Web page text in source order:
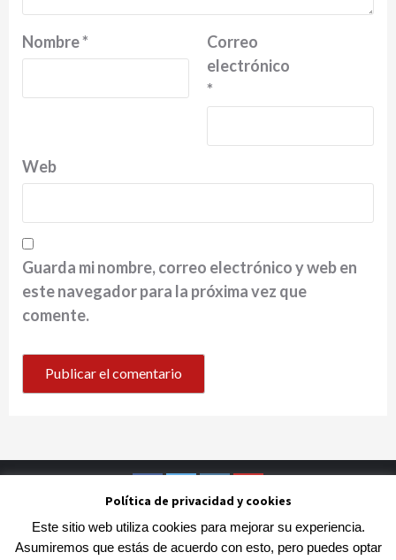
Nombre*
Correo
electrónico
*
Web
Guarda mi nombre, correo electrónico y web en
este navegador para la próxima vez que
comente.
FacebookTwitterInstagramYoutube
Copyright © Todos los derechos reservados. |
Política de privacidad y cookies
Este sitio web utiliza cookies para mejorar su experiencia.
Asumiremos que estás de acuerdo con esto, pero puedes optar